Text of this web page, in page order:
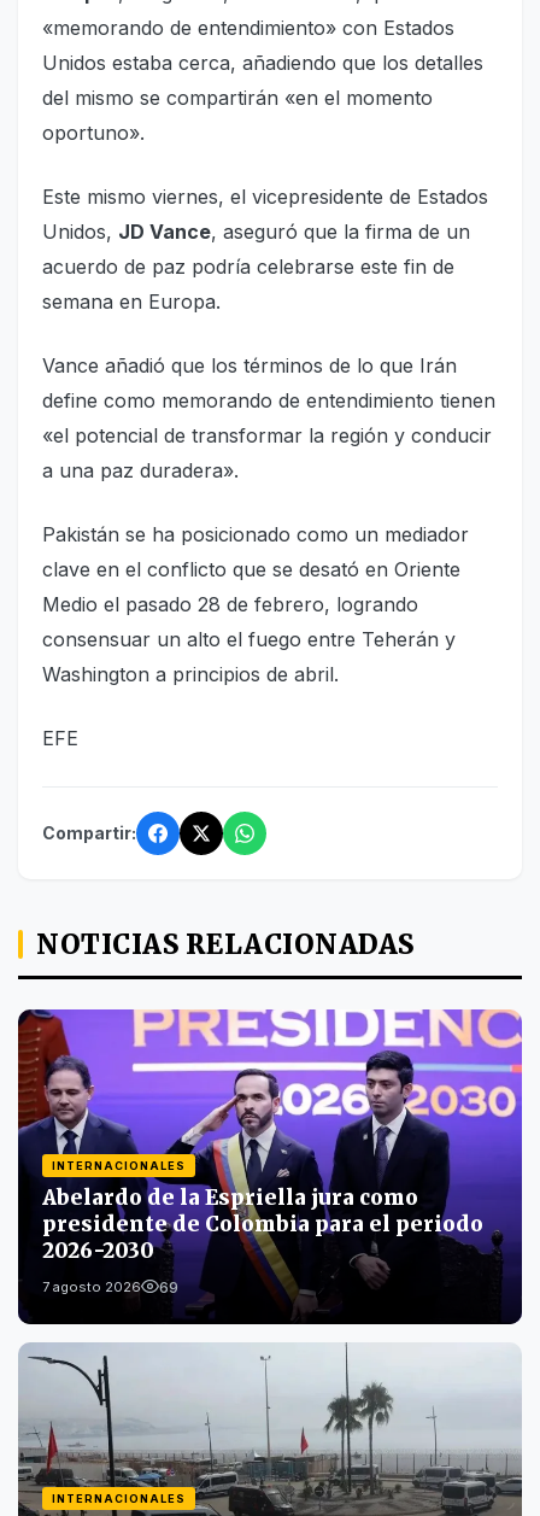
«memorando de entendimiento» con Estados
Unidos estaba cerca, añadiendo que los detalles
del mismo se compartirán «en el momento
oportuno».
Este mismo viernes, el vicepresidente de Estados
Unidos, JD Vance, aseguró que la firma de un
acuerdo de paz podría celebrarse este fin de
semana en Europa.
Vance añadió que los términos de lo que Irán
define como memorando de entendimiento tienen
«el potencial de transformar la región y conducir
a una paz duradera».
Pakistán se ha posicionado como un mediador
clave en el conflicto que se desató en Oriente
Medio el pasado 28 de febrero, logrando
consensuar un alto el fuego entre Teherán y
Washington a principios de abril.
EFE
Compartir:
NOTICIAS RELACIONADAS
INTERNACIONALES
Abelardo de la Espriella jura como
presidente de Colombia para el periodo
2026-2030
7 agosto 2026 69
INTERNACIONALES